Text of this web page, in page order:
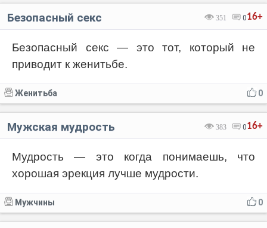
16+
351 0
Безопасный секс
Безопасный секс — это тот, который не
приводит к женитьбе.
0
Женитьба
16+
383 0
Мужская мудрость
Мудрость — это когда понимаешь, что
хорошая эрекция лучше мудрости.
0
Мужчины